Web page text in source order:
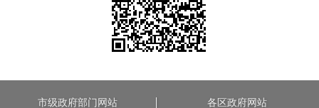
市级政府部门网站 各区政府网站